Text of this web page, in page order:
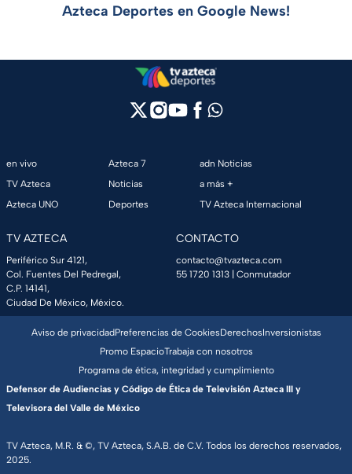
Azteca Deportes en Google News!
en vivo
TV Azteca
Azteca UNO
Azteca 7
Noticias
Deportes
adn Noticias
a más +
TV Azteca Internacional
TV AZTECA
Periférico Sur 4121,
Col. Fuentes Del Pedregal,
C.P. 14141,
Ciudad De México, México.
CONTACTO
contacto@tvazteca.com
55 1720 1313 | Conmutador
TV Azteca, M.R. & ©, TV Azteca, S.A.B. de C.V. Todos los derechos reservados,
2025.
Aviso de privacidadPreferencias de CookiesDerechosInversionistas
Promo EspacioTrabaja con nosotros
Programa de ética, integridad y cumplimiento
Defensor de Audiencias y Código de Ética de Televisión Azteca III y
Televisora del Valle de México